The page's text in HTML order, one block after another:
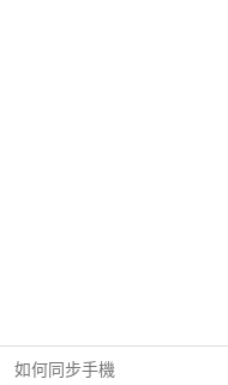
如何同步手機